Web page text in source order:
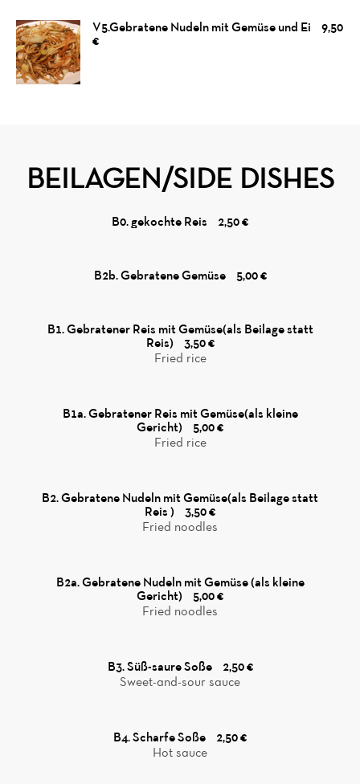
V5.Gebratene Nudeln mit Gemüse und Ei
9,50
€
BEILAGEN/SIDE DISHES
B0. gekochte Reis 2,50 €
B2b. Gebratene Gemüse 5,00 €
B1. Gebratener Reis mit Gemüse(als Beilage statt
Reis)
3,50 €
Fried rice
B1a. Gebratener Reis mit Gemüse(als kleine
Gericht)
5,00 €
Fried rice
B2. Gebratene Nudeln mit Gemüse(als Beilage statt
Reis )
3,50 €
Fried noodles
B2a. Gebratene Nudeln mit Gemüse (als kleine
Gericht)
5,00 €
Fried noodles
B3. Süß-saure Soße
2,50 €
Sweet-and-sour sauce
B4. Scharfe Soße
2,50 €
Hot sauce
News